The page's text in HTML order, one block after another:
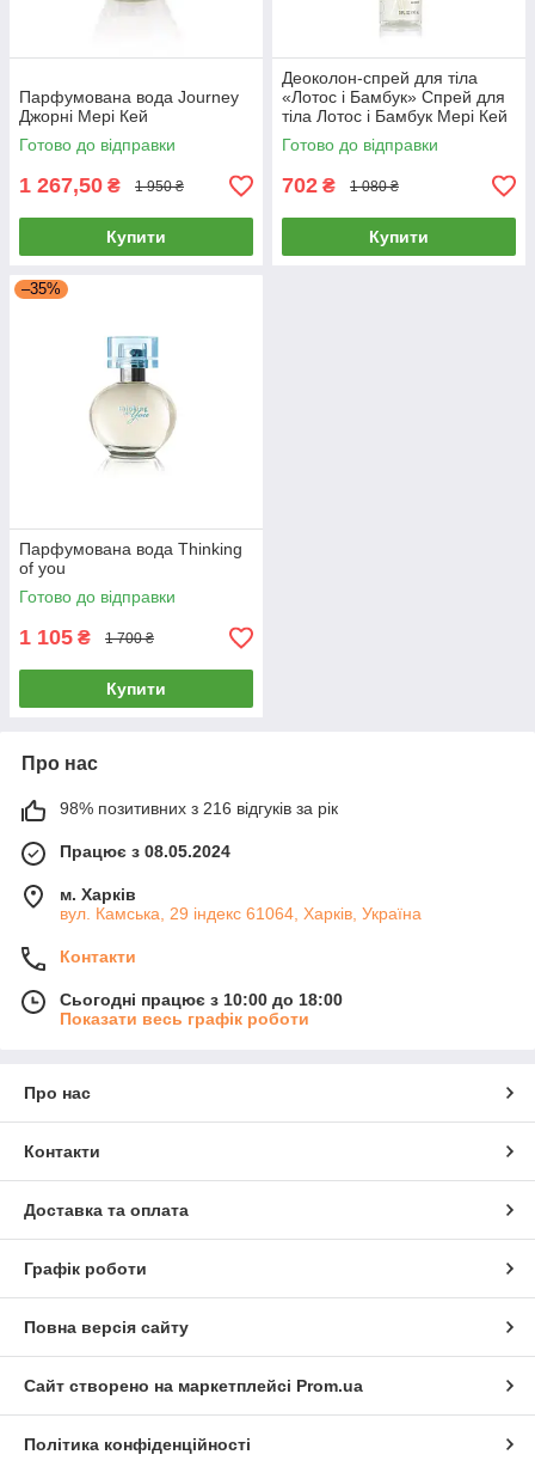
Парфумована вода Journey
Джорні Мері Кей
Готово до відправки
1 267,50 ₴ 1 950 ₴
Купити
Деоколон-спрей для тіла
«Лотос і Бамбук» Спрей для
тіла Лотос і Бамбук Мері Кей
Готово до відправки
702 ₴ 1 080 ₴
Купити
–35%
Парфумована вода Thinking
of you
Готово до відправки
1 105 ₴ 1 700 ₴
Купити
Про нас
98% позитивних з 216 відгуків за рік
Працює з 08.05.2024
м. Харків
вул. Камська, 29 індекс 61064, Харків, Україна
Контакти
Сьогодні працює з 10:00 до 18:00
Показати весь графік роботи
Про нас
Контакти
Доставка та оплата
Графік роботи
Повна версія сайту
Сайт створено на маркетплейсі Prom.ua
Політика конфіденційності